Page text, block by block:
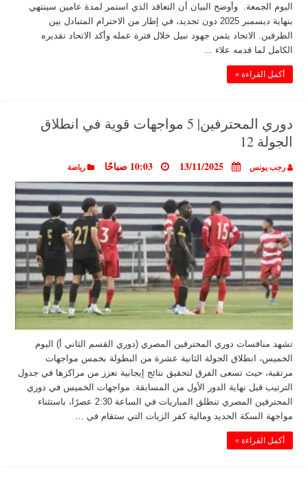
اليوم الجمعة. وأوضح البيان أن التعاقد الذي استمر لمدة عامين سينتهي
بنهاية ديسمبر 2025 دون تجديد، في إطار من الاحترام المتبادل بين
الطرفين. الاتحاد يثمن جهود نبيل خلال فترة عمله وأكد الاتحاد تقديره
الكامل لما قدمه علاء …
أكمل القراءة »
دوري المحترفين| 5 مواجهات قوية في انطلاق
الجولة 12
رجب يونس 13/11/2025 10:03 صباحًا رياضة
تشهد منافسات دوري المحترفين المصري (دوري القسم الثاني أ) اليوم
الخميس، انطلاق الجولة الثانية عشرة من البطولة بخمس مواجهات
مرتقبة، حيث تسعى الفرق لتحقيق نتائج إيجابية تعزز من مراكزها في جدول
الترتيب قبل نهاية الدور الأول من المسابقة. مواجهات الخميس في دوري
المحترفين المصري تنطلق المباريات في الساعة 2:30 عصرًا، باستثناء
مواجهة السكة الحديد ومالية كفر الزيات التي ستقام في …
أكمل القراءة »